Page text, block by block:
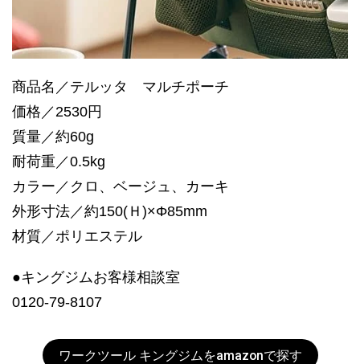
商品名／テルッタ マルチポーチ
価格／2530円
質量／約60g
耐荷重／0.5kg
カラー／クロ、ベージュ、カーキ
外形寸法／約150(Ｈ)×Φ85mm
材質／ポリエステル
●キングジムお客様相談室
0120-79-8107
ワークツール キングジムをamazonで探す